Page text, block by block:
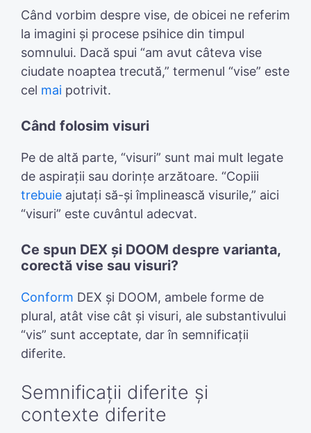
Când vorbim despre vise, de obicei ne referim
la imagini și procese psihice din timpul
somnului. Dacă spui “am avut câteva vise
ciudate noaptea trecută,” termenul “vise” este
cel mai potrivit.
Când folosim visuri
Pe de altă parte, “visuri” sunt mai mult legate
de aspirații sau dorințe arzătoare. “Copiii
trebuie ajutați să-și împlinească visurile,” aici
“visuri” este cuvântul adecvat.
Ce spun DEX și DOOM despre varianta,
corectă vise sau visuri?
Conform DEX și DOOM, ambele forme de
plural, atât vise cât și visuri, ale substantivului
“vis” sunt acceptate, dar în semnificații
diferite.
Semnificații diferite și
contexte diferite